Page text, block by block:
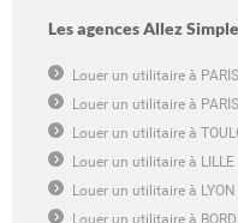
Les agences Allez Simple
Louer un utilitaire à
Louer un utilitaire à
Louer un utilitaire à
Louer un utilitaire à LILLE
Louer un utilitaire à LYON
Louer un utilitaire à